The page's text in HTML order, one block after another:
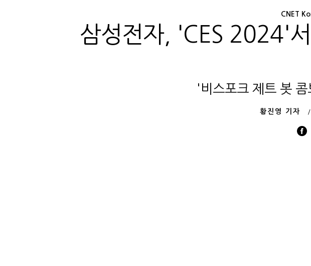
CNET
삼성전자, 'CES 2024'
'비스포크 제트 봇 콤
황진영 기자